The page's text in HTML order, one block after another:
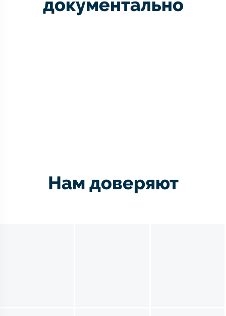
документально
Нам доверяют